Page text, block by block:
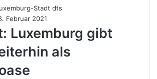
Februar 2021
Luxemburg gibt
als